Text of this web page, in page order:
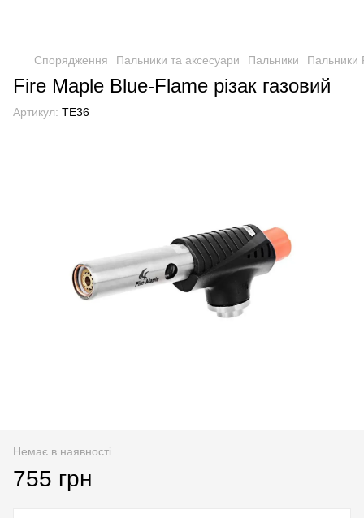
Спорядження Пальники та аксесуари Пальники Пальники
Fire Maple Blue-Flame різак газовий
Артикул: TE36
Немає в наявності
755 грн